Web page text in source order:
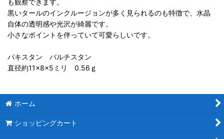
も観察できます。
黒いタールのインクルージョンが多く見られるのも特徴で、水晶
自体の透明感や光沢が綺麗です。
小さなポイントを伴っていて可愛らしいです。
パキスタン バルチスタン
直径約11×8×5ミリ 0.56ｇ
ホーム
ショッピングカート